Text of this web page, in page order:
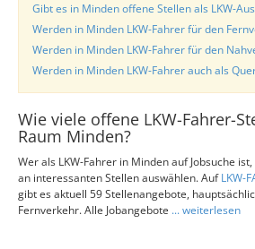
Gibt es in Minden offene Stellen als LKW-
Werden in Minden LKW-Fahrer für den
Werden in Minden LKW-Fahrer für den
Werden in Minden LKW-Fahrer auch als
Wie viele offene LKW-Fahrer-
Raum Minden?
Wer als LKW-Fahrer in Minden auf Jobsuche
an interessanten Stellen auswählen. AufLKW-
gibt es aktuell 59 Stellenangebote,
Fernverkehr. Alle Jobangebote ... weiterlesen